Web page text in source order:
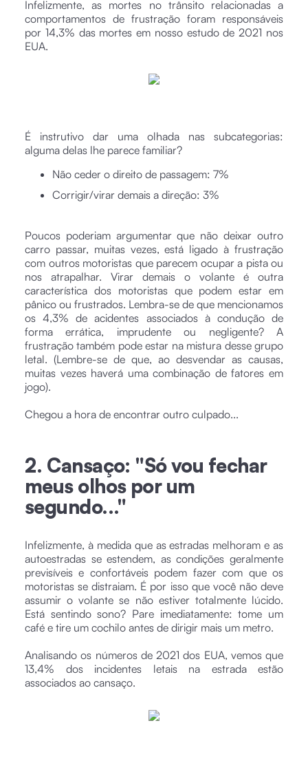
Infelizmente, as mortes no trânsito relacionadas a
comportamentos de frustração foram responsáveis
por 14,3% das mortes em nosso estudo de 2021 nos
EUA.
É instrutivo dar uma olhada nas subcategorias:
alguma delas lhe parece familiar?
Não ceder o direito de passagem: 7%
Corrigir/virar demais a direção: 3%
Poucos poderiam argumentar que não deixar outro
carro passar, muitas vezes, está ligado à frustração
com outros motoristas que parecem ocupar a pista ou
nos atrapalhar. Virar demais o volante é outra
característica dos motoristas que podem estar em
pânico ou frustrados. Lembra-se de que mencionamos
os 4,3% de acidentes associados à condução de
forma errática, imprudente ou negligente? A
frustração também pode estar na mistura desse grupo
letal. (Lembre-se de que, ao desvendar as causas,
muitas vezes haverá uma combinação de fatores em
jogo).
Chegou a hora de encontrar outro culpado...
2. Cansaço: "Só vou fechar
meus olhos por um
segundo..."
Infelizmente, à medida que as estradas melhoram e as
autoestradas se estendem, as condições geralmente
previsíveis e confortáveis podem fazer com que os
motoristas se distraiam. É por isso que você não deve
assumir o volante se não estiver totalmente lúcido.
Está sentindo sono? Pare imediatamente: tome um
café e tire um cochilo antes de dirigir mais um metro.
Analisando os números de 2021 dos EUA, vemos que
13,4% dos incidentes letais na estrada estão
associados ao cansaço.